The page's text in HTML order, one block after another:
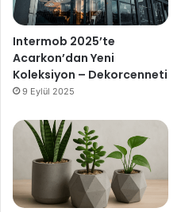
Intermob 2025’te
Acarkon’dan Yeni
Koleksiyon – Dekorcenneti
9 Eylül 2025